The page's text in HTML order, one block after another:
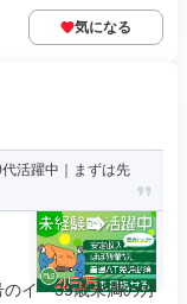
気になる
活躍中｜まずは先
イ・39歳未満の方